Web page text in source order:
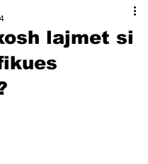
lajmet si